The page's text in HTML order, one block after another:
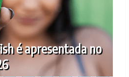
é apresentada no